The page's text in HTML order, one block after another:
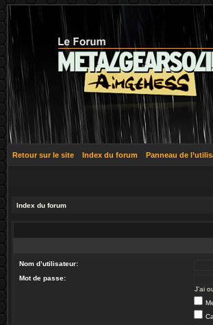
Retour sur le site Index du forum Panneau de
Index du forum
Nom d’utilisateur:
Mot de passe:
J’ai